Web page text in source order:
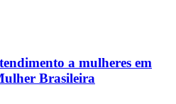
a mulheres em
Brasileira